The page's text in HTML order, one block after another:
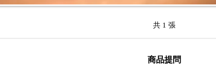
共 1 張
商品提問